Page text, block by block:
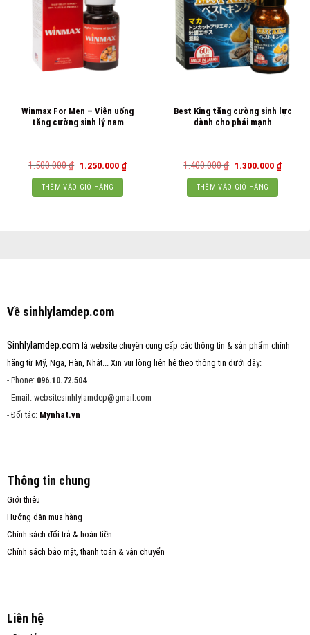
Winmax For Men – Viên uống
tăng cường sinh lý nam
1.500.000₫ Giá
gốc
là:
1.500.000 ₫.
1.250.000 ₫Giá
hiện
THÊM VÀO GIỎ HÀNG
Best King tăng cường sinh lực
dành cho phái mạnh
1.400.000₫ Giá
gốc
là:
1.400.000 ₫.
1.300.000 ₫Giá
hiện
THÊM VÀO GIỎ HÀNG
Về sinhlylamdep.com
Sinhlylamdep.com là website chuyên cung cấp các thông tin & sản phẩm chính
hãng từ Mỹ, Nga, Hàn, Nhật... Xin vui lòng liên hệ theo thông tin dưới đây:
- Phone: 096.10.72.504
- Email: websitesinhlylamdep@gmail.com
- Đối tác: Mynhat.vn
Thông tin chung
Giới thiệu
Hướng dẫn mua hàng
Chính sách đổi trả & hoàn tiền
Chính sách bảo mật, thanh toán & vận chuyển
Liên hệ